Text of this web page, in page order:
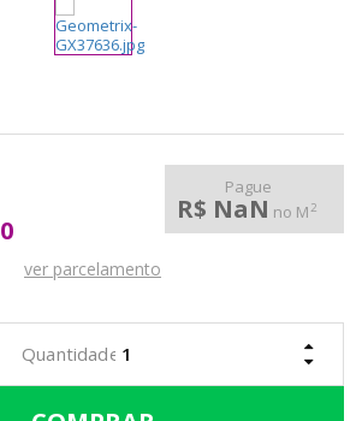
Pague
R$ NaN no M2
ver parcelamento